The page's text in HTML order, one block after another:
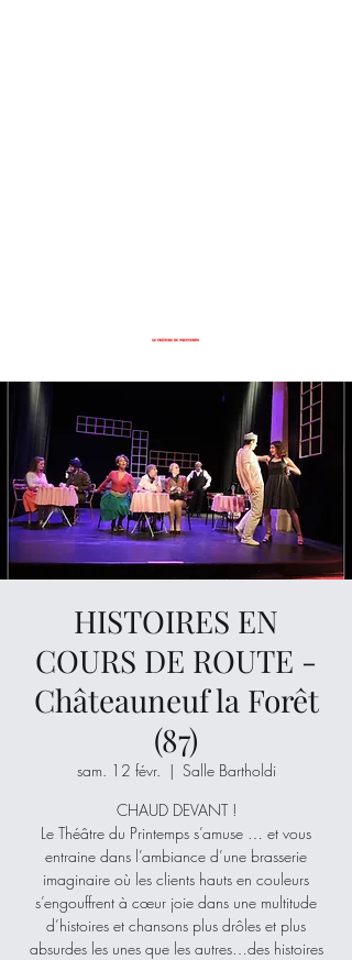
HISTOIRES EN
COURS DE ROUTE -
Châteauneuf la Forêt
(87)
sam. 12 févr.
  |
Salle Bartholdi
CHAUD DEVANT !
Le Théâtre du Printemps s’amuse … et vous
entraine dans l’ambiance d’une brasserie
imaginaire où les clients hauts en couleurs
s’engouffrent à cœur joie dans une multitude
d’histoires et chansons plus drôles et plus
absurdes les unes que les autres…des histoires